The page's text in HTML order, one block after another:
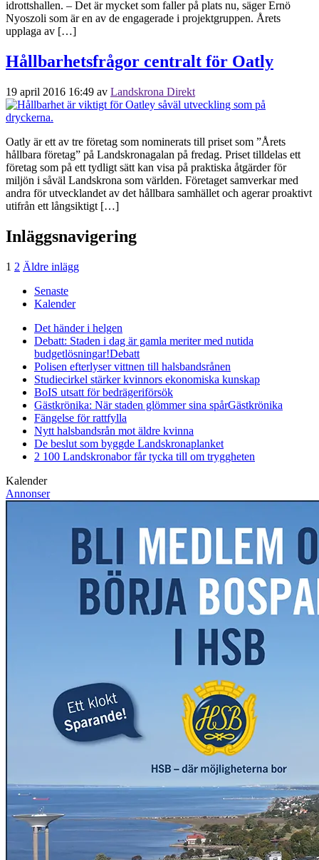
idrottshallen. – Det är mycket som faller på plats nu, säger Ernö
Nyoszoli som är en av de engagerade i projektgruppen. Årets
upplaga av […]
Hållbarhetsfrågor centralt för Oatly
19 april 2016 16:49 av Landskrona Direkt
Oatly är ett av tre företag som nominerats till priset som ”Årets
hållbara företag” på Landskronagalan på fredag. Priset tilldelas ett
företag som på ett tydligt sätt kan visa på praktiska åtgärder för
miljön i såväl Landskrona som världen. Företaget samverkar med
andra för utvecklandet av det hållbara samhället och agerar proaktivt
utifrån ett långsiktigt […]
Inläggsnavigering
1 2 Äldre inlägg
Senaste
Kalender
Det händer i helgen
Debatt: Staden i dag är gamla meriter med nutida
budgetlösningar!Debatt
Polisen efterlyser vittnen till halsbandsrånen
Studiecirkel stärker kvinnors ekonomiska kunskap
BoIS utsatt för bedrägeriförsök
Gästkrönika: När staden glömmer sina spårGästkrönika
Fängelse för rattfylla
Nytt halsbandsrån mot äldre kvinna
De beslut som byggde Landskronaplanket
2 100 Landskronabor får tycka till om tryggheten
Kalender
Annonser